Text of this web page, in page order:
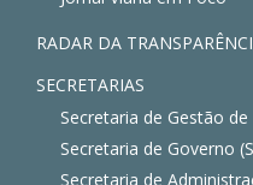
RADAR DA
SECRETARIAS
Secretaria de Gestão de
Secretaria de Governo
Secretaria de